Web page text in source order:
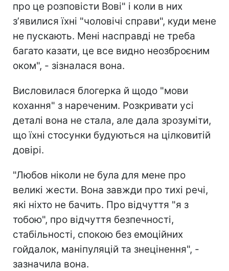
про це розповісти Вові" і коли в них
зʼявилися їхні "чоловічі справи", куди мене
не пускають. Мені насправді не треба
багато казати, це все видно неозброєним
оком", - зізналася вона.
Висловилася блогерка й щодо "мови
кохання" з нареченим. Розкривати усі
деталі вона не стала, але дала зрозуміти,
що їхні стосунки будуються на цілковитій
довірі.
"Любов ніколи не була для мене про
великі жести. Вона завжди про тихі речі,
які ніхто не бачить. Про відчуття "я з
тобою", про відчуття безпечності,
стабільності, спокою без емоційних
гойдалок, маніпуляцій та знецінення", -
зазначила вона.